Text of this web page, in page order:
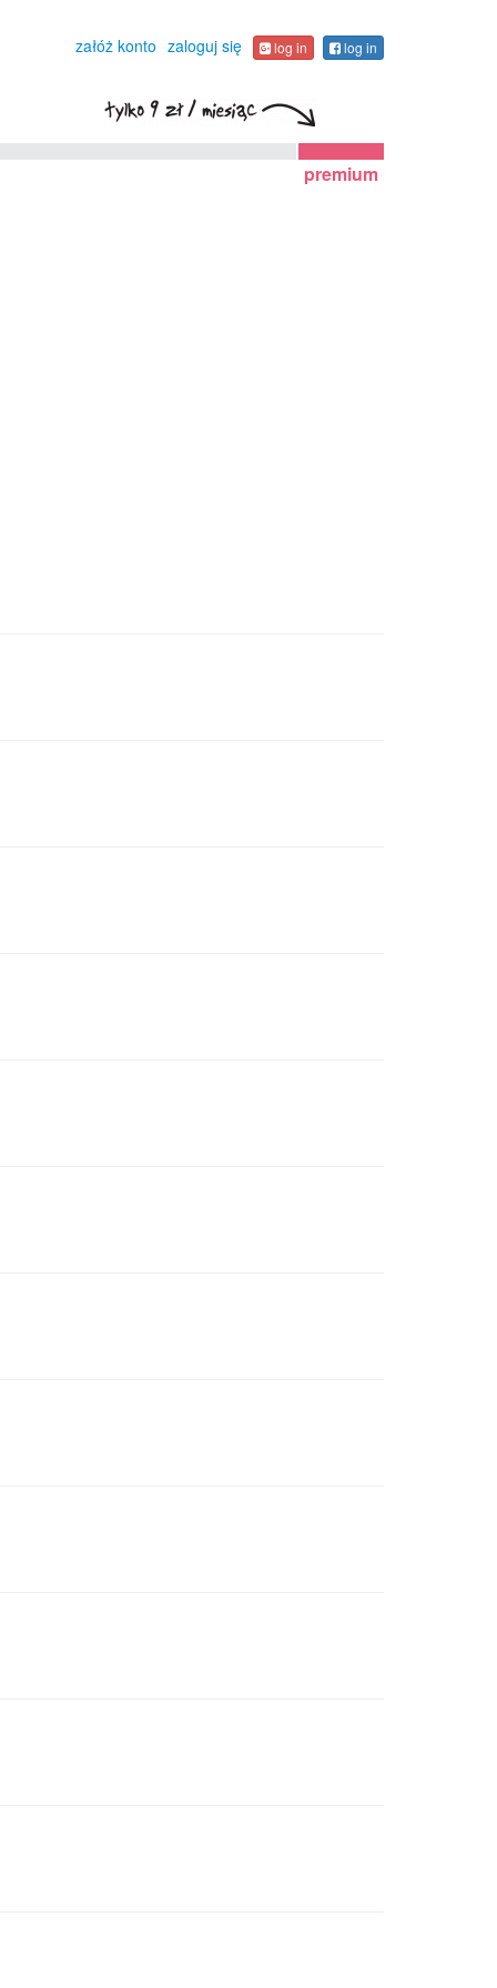
załóż konto zaloguj się log in log in
premium